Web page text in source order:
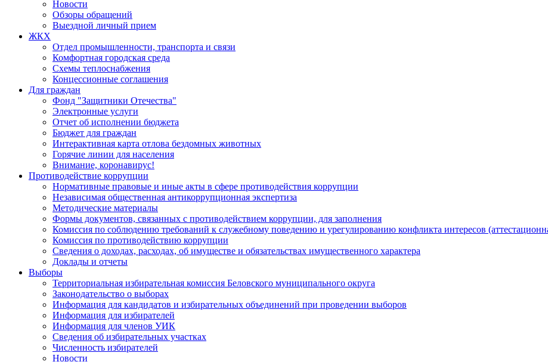
Новости
Обзоры обращений
Выездной личный прием
ЖКХ
Отдел промышленности, транспорта и связи
Комфортная городская среда
Схемы теплоснабжения
Концессионные соглашения
Для граждан
Фонд "Защитники Отечества"
Электронные услуги
Отчет об исполнении бюджета
Бюджет для граждан
Интерактивная карта отлова бездомных животных
Горячие линии для населения
Внимание, коронавирус!
Противодействие коррупции
Нормативные правовые и иные акты в сфере противодействия коррупции
Независимая общественная антикоррупционная экспертиза
Методические материалы
Формы документов, связанных с противодействием коррупции, для заполнения
Комиссия по соблюдению требований к служебному поведению и урегулированию конфликта интересов
Комиссия по противодействию коррупции
Сведения о доходах, расходах, об имуществе и обязательствах имущественного характера
Доклады и отчеты
Выборы
Территориальная избирательная комиссия Беловского муниципального округа
Законодательство о выборах
Информация для кандидатов и избирательных объединений при проведении выборов
Информация для избирателей
Информация для членов УИК
Сведения об избирательных участках
Численность избирателей
Новости